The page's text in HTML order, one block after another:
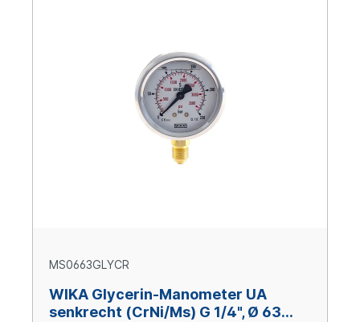
MS0663GLYCR
WIKA Glycerin-Manometer UA
senkrecht (CrNi/Ms) G 1/4", Ø 63